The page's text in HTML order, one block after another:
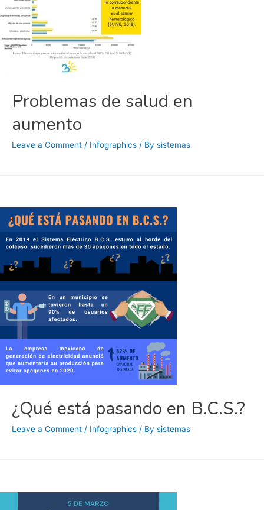
Problemas de salud en
aumento
Leave a Comment / Infographics / By sistemas
¿Qué está pasando en B.C.S.?
Leave a Comment / Infographics / By sistemas